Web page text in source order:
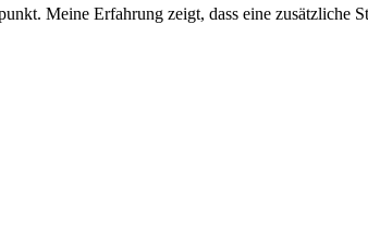
Meine Erfahrung zeigt, dass eine zusätzliche